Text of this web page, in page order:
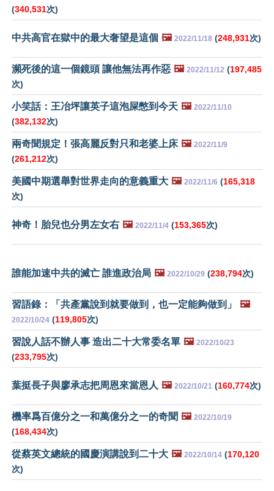
(340,531次)
中共高官在獄中的最大奢望是這個 🖼️ 2022/11/18 (248,931次)
瀕死後的這一個鏡頭 讓他無法再作惡 🖼️ 2022/11/12 (197,485
次)
小笑話：王冶坪讓英子這泡屎憋到今天 🖼️ 2022/11/10
(382,132次)
兩奇聞規定！張高麗反對只和老婆上床 🖼️ 2022/11/9
(261,212次)
美國中期選舉對世界走向的意義重大 🖼️ 2022/11/6 (165,318
次)
神奇！胎兒也分男左女右 🖼️ 2022/11/4 (153,365次)
誰能加速中共的滅亡 誰進政治局 🖼️ 2022/10/29 (238,794次)
習語錄：「共產黨說到就要做到，也一定能夠做到」 🖼️
2022/10/24 (119,805次)
習說人話不辦人事 造出二十大常委名單 🖼️ 2022/10/23
(233,795次)
葉挺長子與廖承志把周恩來當恩人 🖼️ 2022/10/21 (160,774次)
機率爲百億分之一和萬億分之一的奇聞 🖼️ 2022/10/19
(168,434次)
從蔡英文總統的國慶演講說到二十大 🖼️ 2022/10/14 (170,120
次)